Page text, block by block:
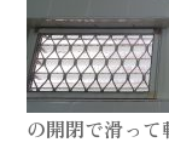
の開閉で滑っ